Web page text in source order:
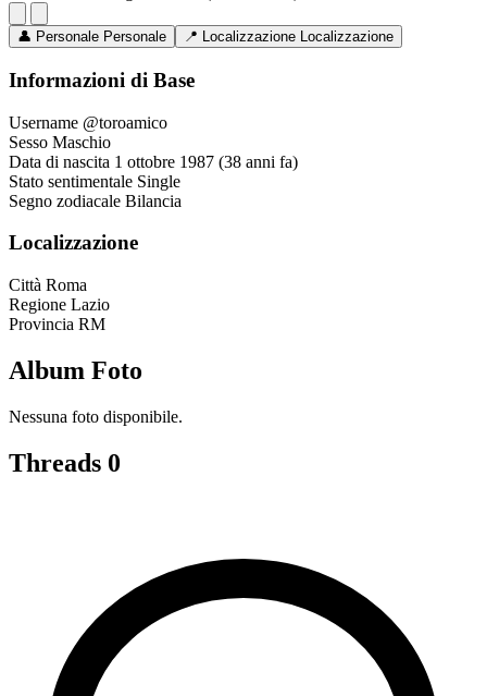
👤 Personale Personale 📍 Localizzazione Localizzazione
Informazioni di Base
Username @toroamico
Sesso Maschio
Data di nascita 1 ottobre 1987 (38 anni fa)
Stato sentimentale Single
Segno zodiacale Bilancia
Localizzazione
Città Roma
Regione Lazio
Provincia RM
Album Foto
Nessuna foto disponibile.
Threads 0